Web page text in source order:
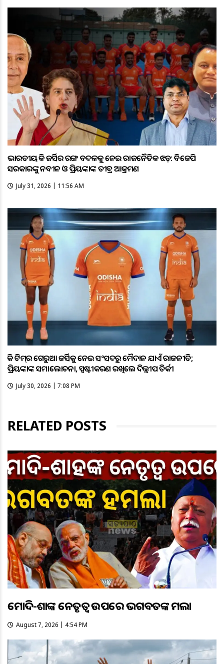
ଭାରତୀୟ ହକି ଜର୍ସିର ରଙ୍ଗ ବଦଳକୁ ନେଇ ରାଜନୈତିକ ଝଡ଼: ବିଜେପି
ସରକାରଙ୍କୁ ନବୀନ ଓ ପ୍ରିୟଙ୍କାଙ୍କ ତୀବ୍ର ଆକ୍ରମଣ
July 31, 2026 | 11:56 AM
ହକି ଟିମ୍‌ର ଗେରୁଆ ଜର୍ସିକୁ ନେଇ ସଂସଦରୁ ମୈଦାନ ଯାଏଁ ରାଜନୀତି;
ପ୍ରିୟଙ୍କାଙ୍କ ସମାଲୋଚନା, ସ୍ପଷ୍ଟୀକରଣ ରଖିଲେ ଦିଲ୍ଲୀପ ତିର୍କୀ
July 30, 2026 | 7:08 PM
RELATED POSTS
ମୋଦି-ଶାହଙ୍କ ନେତୃତ୍ୱ ଉପରେ ଭଗବତଙ୍କ ହମଲା
August 7, 2026 | 4:54 PM